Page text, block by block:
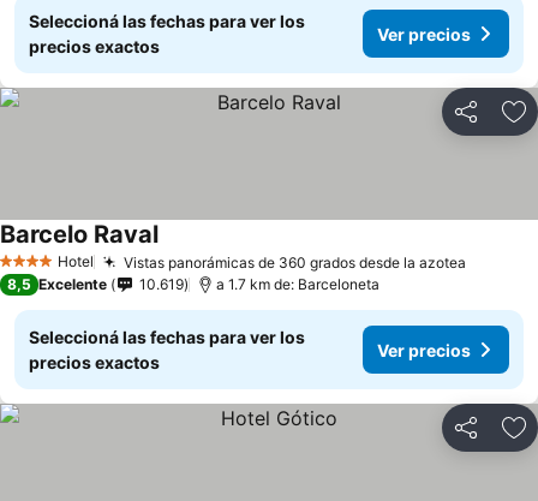
Seleccioná las fechas para ver los
precios exactos
Ver precios
Compartir
4 EstrellasHotel Vistas panorámicas de 360 grados desde la azotea
Barcelo Raval
8,5 Excelente 10.619 a 1.7 km de: Barceloneta
Seleccioná las fechas para ver los
precios exactos
Ver precios
Compartir